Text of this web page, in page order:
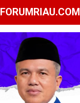
FORUMRIAU.COM